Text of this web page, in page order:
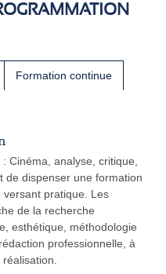
Formation continue
Cinéma, analyse, critique,
de dispenser une formation
pratique. Les
de la recherche
esthétique, méthodologie
professionnelle, à